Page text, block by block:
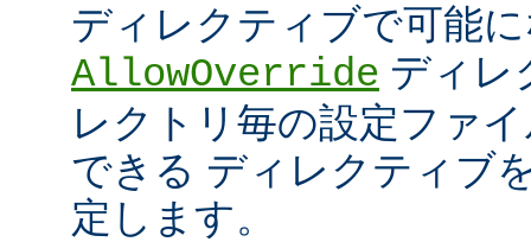
ディレクティブで可能
AllowOverride ディレ
レクトリ毎の設定ファ
できる ディレクティブ
定します。